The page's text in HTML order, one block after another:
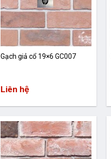
Gạch giả cổ 19×6 GC007
Liên hệ